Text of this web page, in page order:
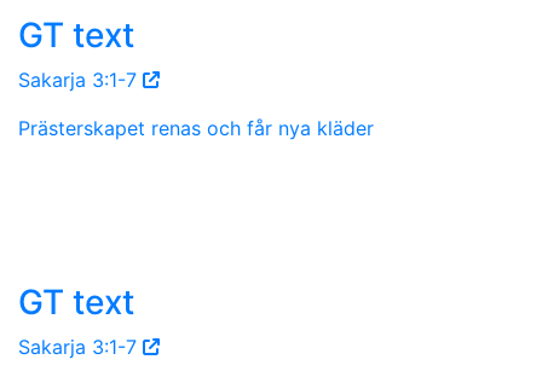
GT text
Sakarja 3:1-7
Prästerskapet renas och får nya kläder
GT text
Sakarja 3:1-7